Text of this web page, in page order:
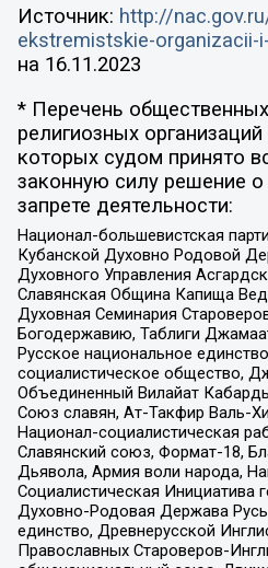
Источник: http://
ekstremistskie-organizacii-
на 16.11.2023
* Перечень
религиозных
которых судом принято
законную силу решение
запрете деятельности:
Национал-большевистская
Кубанской Духовно Родовой
Духовного Управления
Славянская Община Капища
Духовная Семинария
Богодержавию, Таблиги
Русское национальное
социалистическое общество,
Объединенный Вилайат
Союз славян, Ат-Такфир Валь-
Национал-социалистическая
Славянский союз, Формат-18,
Дьявола, Армия воли народа,
Социалистическая Инициатива
Духовно-Родовая Держава
единство, Древнерусской
Православных Староверов-